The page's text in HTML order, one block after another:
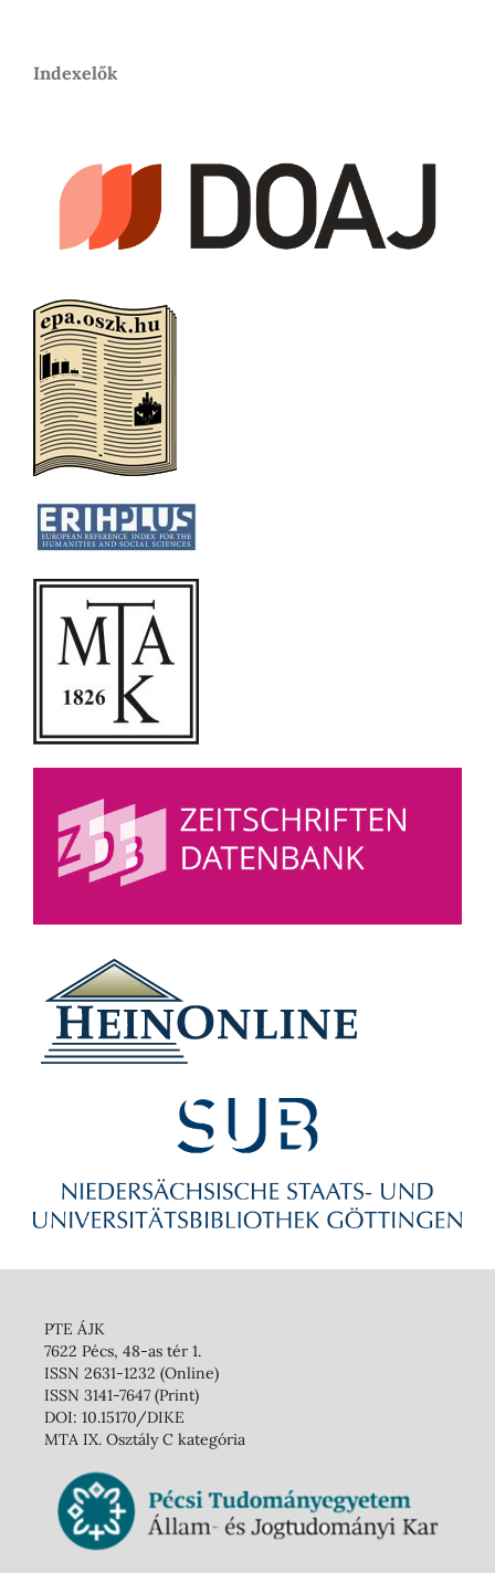
Indexelők
PTE ÁJK
7622 Pécs, 48-as tér 1.
ISSN 2631-1232 (Online)
ISSN 3141-7647 (Print)
DOI: 10.15170/DIKE
MTA IX. Osztály C kategória